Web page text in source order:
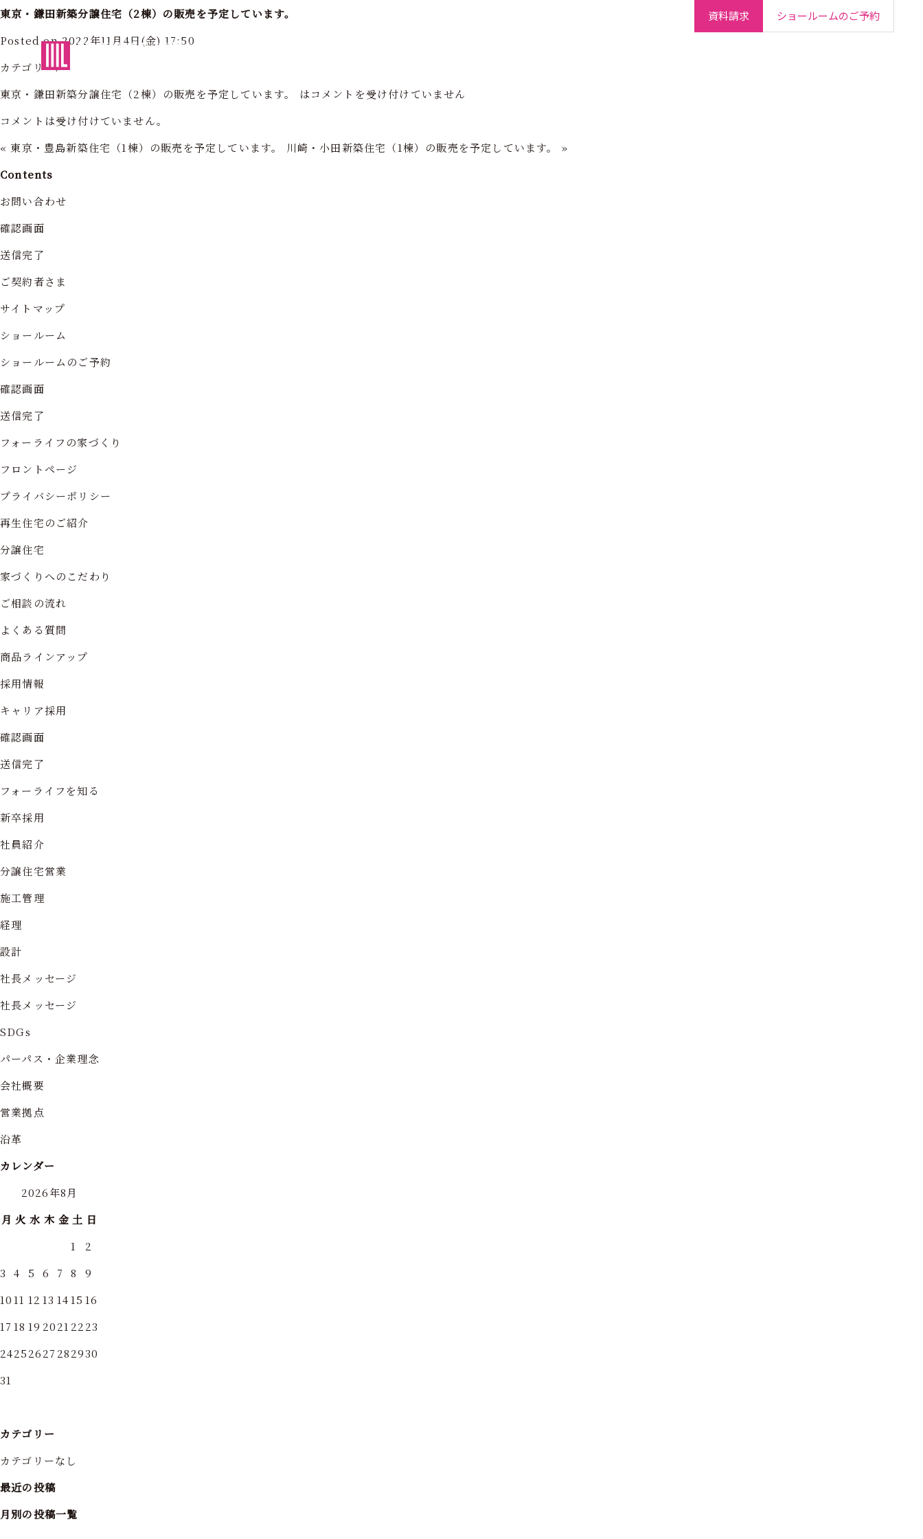
東京・神奈川の住まいを創造する
資料請求 ショールームのご予約
東京・鎌田新築分譲住宅（2棟）の販売を予定しています。
Posted on 2022年11月4日(金) 17:50
カテゴリー:
東京・鎌田新築分譲住宅（2棟）の販売を予定しています。 はコメントを受け付けていません
コメントは受け付けていません。
« 東京・豊島新築住宅（1棟）の販売を予定しています。 川崎・小田新築住宅（1棟）の販売を予定しています。
»
Contents
お問い合わせ
確認画面
送信完了
ご契約者さま
サイトマップ
ショールーム
ショールームのご予約
確認画面
送信完了
フォーライフの家づくり
フロントページ
プライバシーポリシー
再生住宅のご紹介
分譲住宅
家づくりへのこだわり
ご相談の流れ
よくある質問
商品ラインアップ
採用情報
キャリア採用
確認画面
送信完了
フォーライフを知る
新卒採用
社員紹介
分譲住宅営業
施工管理
経理
設計
社長メッセージ
社長メッセージ
SDGs
パーパス・企業理念
会社概要
営業拠点
沿革
カレンダー
2026年8月
月 火 水 木 金 土 日
1
2
3
4 5 6 7 8
9
1011 12 13 1415 16
17 18 19 2021 22 23
24252627 282930
31
カテゴリー
カテゴリーなし
最近の投稿
月別の投稿一覧